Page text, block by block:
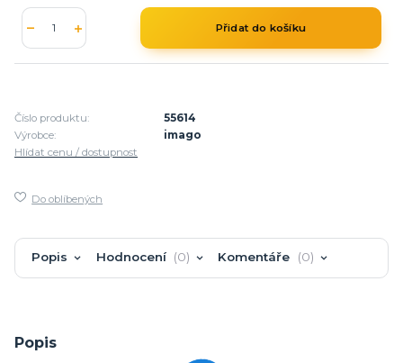
Přidat do košíku
Číslo produktu:
55614
Výrobce:
imago
Hlídat cenu / dostupnost
Do oblíbených
Popis Hodnocení 0 Komentáře 0
Popis